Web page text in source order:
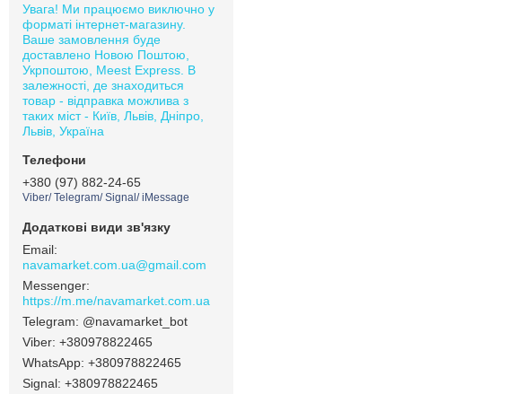
Увага! Ми працюємо виключно у
форматі інтернет-магазину.
Ваше замовлення буде
доставлено Новою Поштою,
Укрпоштою, Meest Express. В
залежності, де знаходиться
товар - відправка можлива з
таких міст - Київ, Львів, Дніпро,
Львів, Україна
+380 (97) 882-24-65
Viber/ Telegram/ Signal/ iMessage
navamarket.com.ua@gmail.com
https://m.me/navamarket.com.ua
@navamarket_bot
+380978822465
+380978822465
Signal +380978822465